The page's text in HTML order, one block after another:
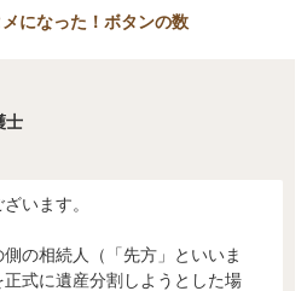
メになった！ボタンの数
士
います。
の相続人（「先方」といいま
式に遺産分割しようとした場